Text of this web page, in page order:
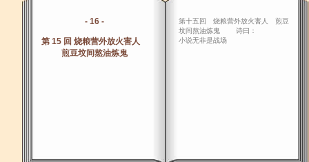
- 16 -
第 15 回 烧粮营外放火害人
煎豆坟间熬油炼鬼
第十五回 烧粮营外放火害人 煎豆
坟间熬油炼鬼 诗曰：
小说无非是战场